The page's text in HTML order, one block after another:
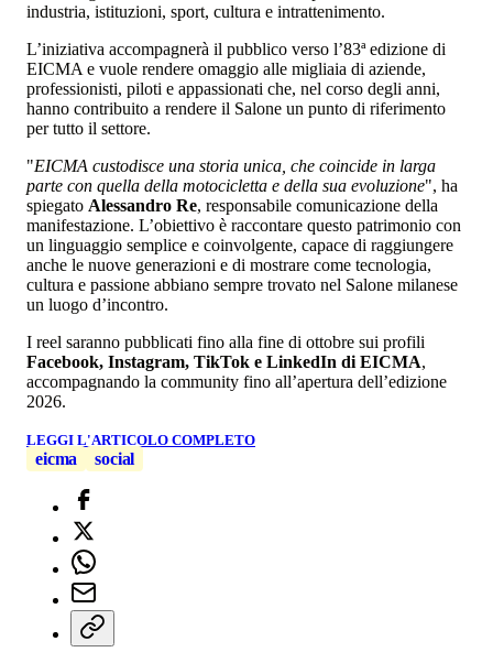
industria, istituzioni, sport, cultura e intrattenimento.
L’iniziativa accompagnerà il pubblico verso l’83ª edizione di
EICMA e vuole rendere omaggio alle migliaia di aziende,
professionisti, piloti e appassionati che, nel corso degli anni,
hanno contribuito a rendere il Salone un punto di riferimento
per tutto il settore.
"EICMA custodisce una storia unica, che coincide in larga
parte con quella della motocicletta e della sua evoluzione", ha
spiegato Alessandro Re, responsabile comunicazione della
manifestazione. L’obiettivo è raccontare questo patrimonio con
un linguaggio semplice e coinvolgente, capace di raggiungere
anche le nuove generazioni e di mostrare come tecnologia,
cultura e passione abbiano sempre trovato nel Salone milanese
un luogo d’incontro.
I reel saranno pubblicati fino alla fine di ottobre sui profili
Facebook, Instagram, TikTok e LinkedIn di EICMA,
accompagnando la community fino all’apertura dell’edizione
2026.
LEGGI L'ARTICOLO COMPLETO
eicma social